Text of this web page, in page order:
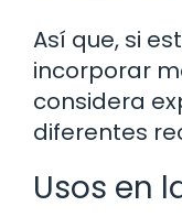
Así que, si
incorporar
considera
diferentes
Usos en